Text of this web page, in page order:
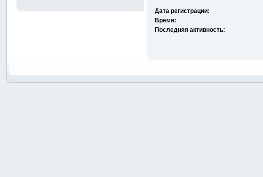
Дата регистрации:
Время:
Последняя активность: